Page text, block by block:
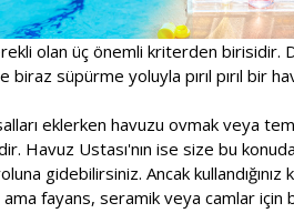
olan üç önemli kriterden birisidir.
biraz süpürme yoluyla pırıl pırıl bir
eklerken havuzu ovmak veya
Havuz Ustası'nın ise size bu
gidebilirsiniz. Ancak
fayans, seramik veya camlar için